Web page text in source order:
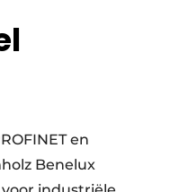
en
Benelux